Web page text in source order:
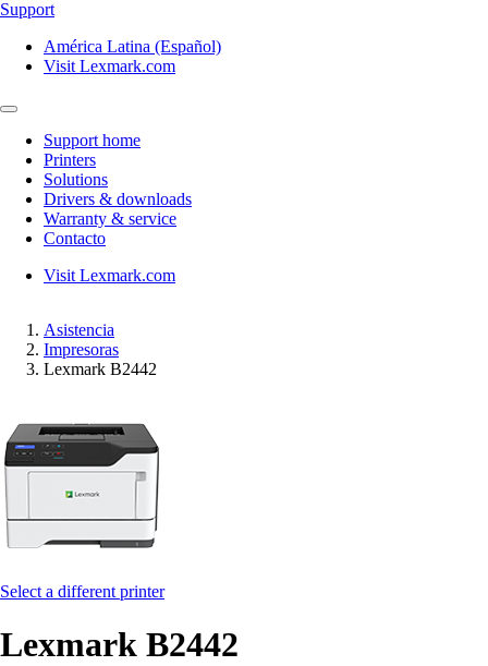
Support
América Latina (Español)
Visit Lexmark.com
Support home
Printers
Solutions
Drivers & downloads
Warranty & service
Contacto
Visit Lexmark.com
Asistencia
Impresoras
Lexmark B2442
Select a different printer
Lexmark B2442